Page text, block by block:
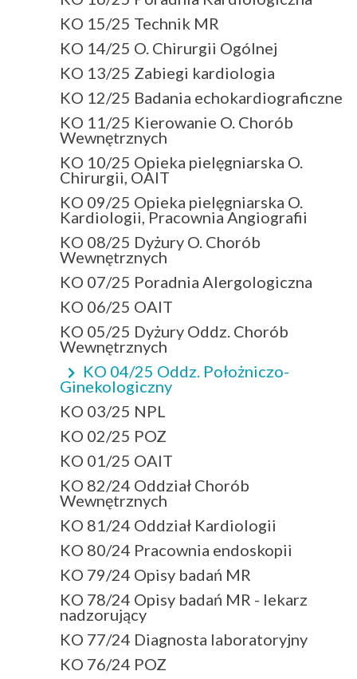
KO 15/25 Technik MR
KO 14/25 O. Chirurgii Ogólnej
KO 13/25 Zabiegi kardiologia
KO 12/25 Badania echokardiograficzne
KO 11/25 Kierowanie O. Chorób
Wewnętrznych
KO 10/25 Opieka pielęgniarska O.
Chirurgii, OAIT
KO 09/25 Opieka pielęgniarska O.
Kardiologii, Pracownia Angiografii
KO 08/25 Dyżury O. Chorób
Wewnętrznych
KO 07/25 Poradnia Alergologiczna
KO 06/25 OAIT
KO 05/25 Dyżury Oddz. Chorób
Wewnętrznych
KO 04/25 Oddz. Położniczo-
Ginekologiczny
KO 03/25 NPL
KO 02/25 POZ
KO 01/25 OAIT
KO 82/24 Oddział Chorób
Wewnętrznych
KO 81/24 Oddział Kardiologii
KO 80/24 Pracownia endoskopii
KO 79/24 Opisy badań MR
KO 78/24 Opisy badań MR - lekarz
nadzorujący
KO 77/24 Diagnosta laboratoryjny
KO 76/24 POZ